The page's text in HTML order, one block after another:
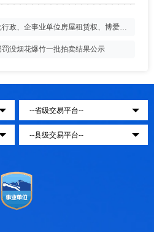
政、企事业单位房屋租赁权、博爱县
没烟花爆竹一批拍卖结果公示